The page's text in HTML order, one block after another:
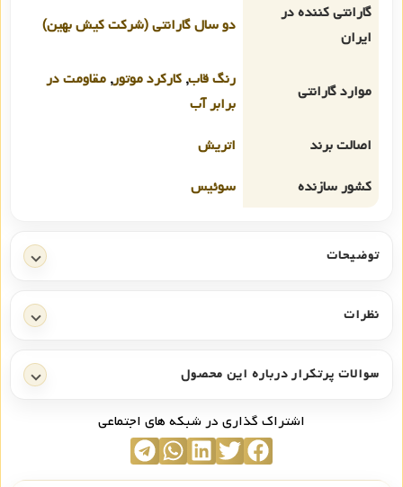
گارانتی کننده در
ایران
دو سال گارانتی (شرکت کیش بهین)
موارد گارانتی
رنگ قاب, کارکرد موتور, مقاومت در
برابر آب
اصالت برند
اتریش
کشور سازنده
سوئیس
توضیحات
نظرات
سوالات پرتکرار درباره این محصول
اشتراک گذاری در شبکه های اجتماعی